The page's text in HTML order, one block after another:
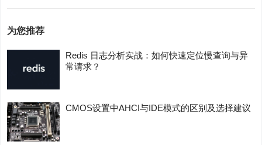
为您推荐
Redis 日志分析实战：如何快速定位慢查询与异
常请求？
CMOS设置中AHCI与IDE模式的区别及选择建议